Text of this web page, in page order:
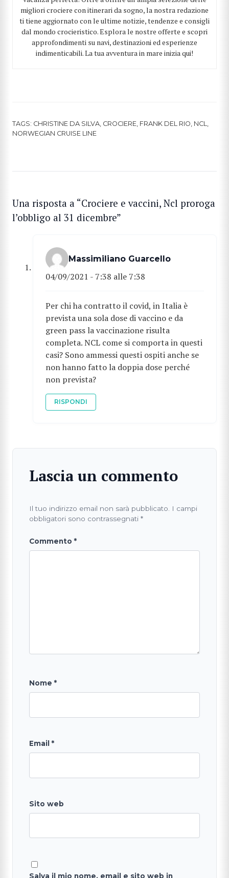
migliori crociere con itinerari da sogno, la nostra redazione
ti tiene aggiornato con le ultime notizie, tendenze e consigli
dal mondo crocieristico. Esplora le nostre offerte e scopri
approfondimenti su navi, destinazioni ed esperienze
indimenticabili. La tua avventura in mare inizia qui!
TAGS: CHRISTINE DA SILVA, CROCIERE, FRANK DEL RIO, NCL,
NORWEGIAN CRUISE LINE
Una risposta a “Crociere e vaccini, Ncl proroga
l’obbligo al 31 dicembre”
Massimiliano Guarcello
04/09/2021 - 7:38 alle 7:38
Per chi ha contratto il covid, in Italia è
prevista una sola dose di vaccino e da
green pass la vaccinazione risulta
completa. NCL come si comporta in questi
casi? Sono ammessi questi ospiti anche se
non hanno fatto la doppia dose perché
non prevista?
RISPONDI
Lascia un commento
Il tuo indirizzo email non sarà pubblicato.
I campi
obbligatori sono contrassegnati *
Commento *
Nome *
Email *
Sito web
Salva il mio nome, email e sito web in